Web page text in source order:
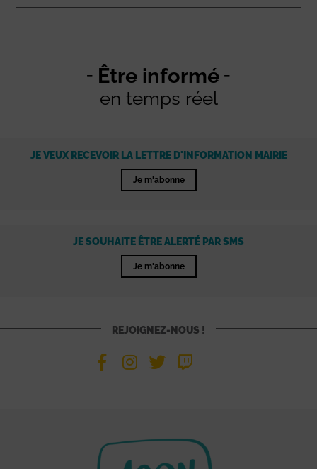
Être informé
en temps réel
JE VEUX RECEVOIR LA LETTRE D'INFORMATION MAIRIE
Je m'abonne
JE SOUHAITE ÊTRE ALERTÉ PAR SMS
Je m'abonne
REJOIGNEZ-NOUS !